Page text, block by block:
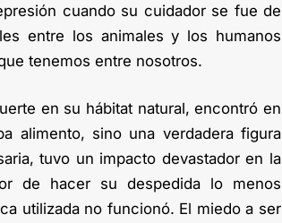
cuando su cuidador se fue de
entre los animales y los humanos
tenemos entre nosotros.
en su hábitat natural, encontró en
alimento, sino una verdadera figura
tuvo un impacto devastador en la
de hacer su despedida lo menos
utilizada no funcionó. El miedo a ser